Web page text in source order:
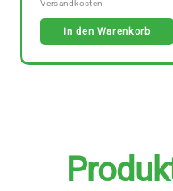
In den Warenkorb